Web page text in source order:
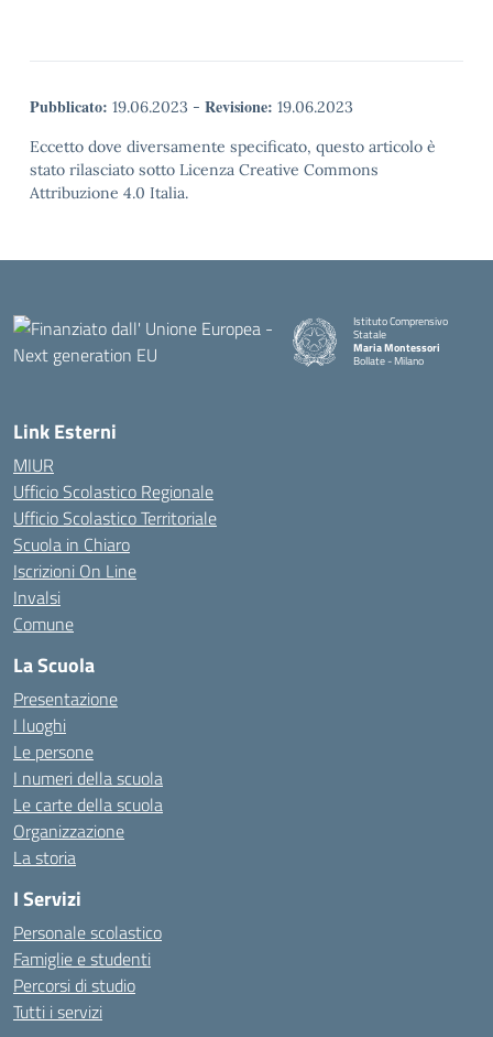
Pubblicato: 19.06.2023 - Revisione: 19.06.2023
Eccetto dove diversamente specificato, questo articolo è
stato rilasciato sotto Licenza Creative Commons
Attribuzione 4.0 Italia.
Istituto Comprensivo
Statale
Maria Montessori
Bollate - Milano
Link Esterni
MIUR
Ufficio Scolastico Regionale
Ufficio Scolastico Territoriale
Scuola in Chiaro
Iscrizioni On Line
Invalsi
Comune
La Scuola
Presentazione
I luoghi
Le persone
I numeri della scuola
Le carte della scuola
Organizzazione
La storia
I Servizi
Personale scolastico
Famiglie e studenti
Percorsi di studio
Tutti i servizi